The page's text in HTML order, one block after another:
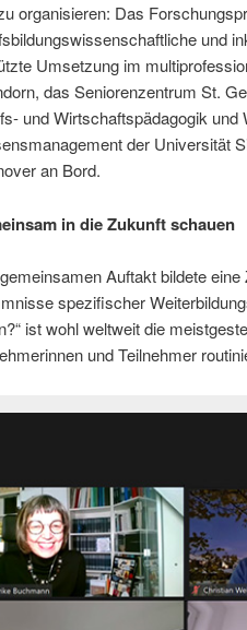
organisieren: Das
und
Umsetzung im
das Seniorenzentrum St.
und Wirtschaftspädagogik
der Universität
an Bord.
in die Zukunft schauen
Auftakt bildete
spezifischer
ist wohl weltweit die
und Teilnehmer